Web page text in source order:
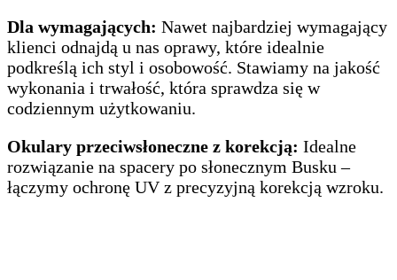
Dla wymagających: Nawet najbardziej wymagający
klienci odnajdą u nas oprawy, które idealnie
podkreślą ich styl i osobowość. Stawiamy na jakość
wykonania i trwałość, która sprawdza się w
codziennym użytkowaniu.
Okulary przeciwsłoneczne z korekcją: Idealne
rozwiązanie na spacery po słonecznym Busku –
łączymy ochronę UV z precyzyjną korekcją wzroku.